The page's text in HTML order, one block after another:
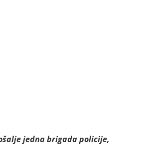
jedna brigada policije,